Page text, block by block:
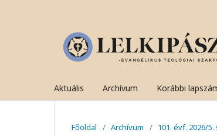
Aktuális Archívum Korábbi
Főoldal / Archívum / 101. évf. 2026/5.